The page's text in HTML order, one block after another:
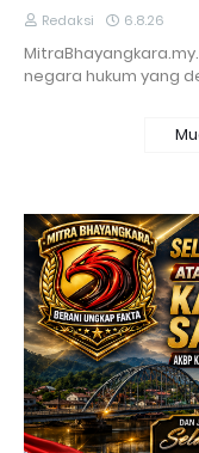
Redaksi 6.8.26
negara hukum yang